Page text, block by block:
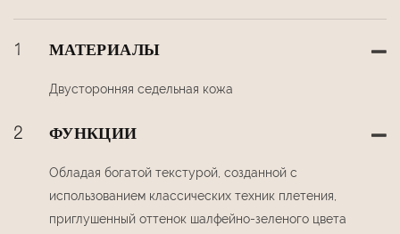
1 МАТЕРИАЛЫ
Двусторонняя седельная кожа
2 ФУНКЦИИ
Обладая богатой текстурой, созданной с
использованием классических техник плетения,
приглушенный оттенок шалфейно-зеленого цвета